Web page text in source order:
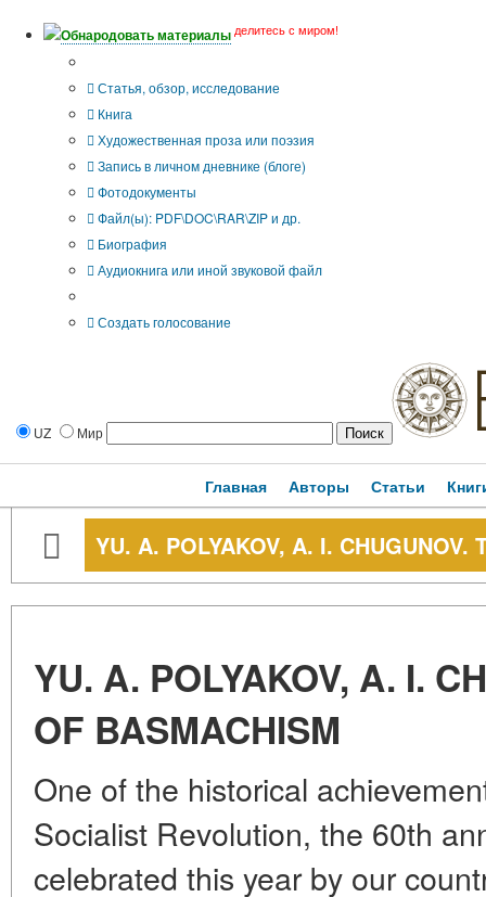
Обнародовать материалы делитесь с миром!
Статья, обзор, исследование
Книга
Художественная проза или поэзия
Запись в личном дневнике (блоге)
Фотодокументы
Файл(ы): PDF\DOC\RAR\ZIP и др.
Биография
Аудиокнига или иной звуковой файл
Создать голосование
UZ Мир
Главная Авторы Статьи
YU. A. POLYAKOV, A. I. CHUGUNOV.
YU. A. POLYAKOV, A. I.
OF BASMACHISM
One of the historical
Socialist Revolution, the 60th
celebrated this year by our